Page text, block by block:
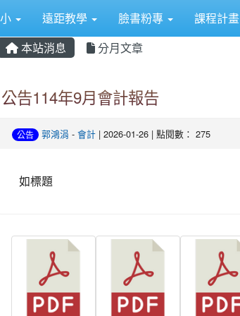
設定 遠距教學 臉書粉專 課程計畫
本站消息
分月文章
公告114年9月會計報告
公告 郭鴻涓 - 會計 | 2026-01-26 | 點閱數： 275
如標題